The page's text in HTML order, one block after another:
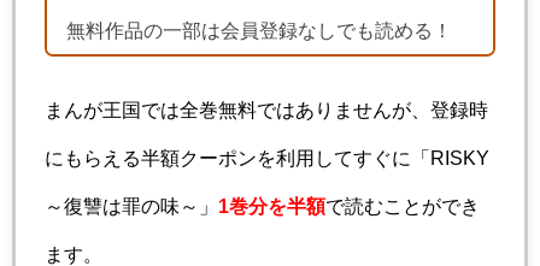
無料作品の一部は会員登録なしでも読める！
まんが王国では全巻無料ではありませんが、登録時
にもらえる半額クーポンを利用してすぐに「RISKY
～復讐は罪の味～」 1巻分を半額で読むことができ
ます。